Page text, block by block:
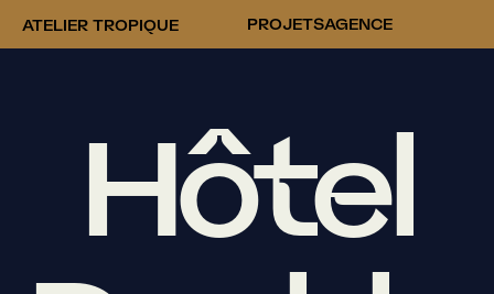
ATELIER TROPIQUE PROJETSAGENCE
Hôtel